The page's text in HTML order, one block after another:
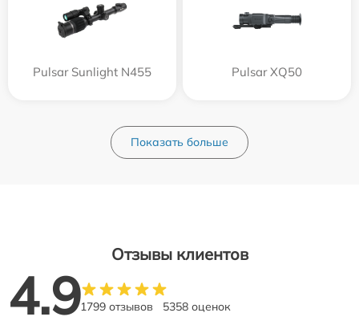
Pulsar Sunlight N455 Pulsar XQ50
Показать больше
Отзывы клиентов
4.91799 отзывов 5358 оценок